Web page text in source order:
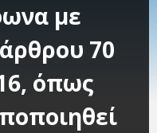
με
70
όπως